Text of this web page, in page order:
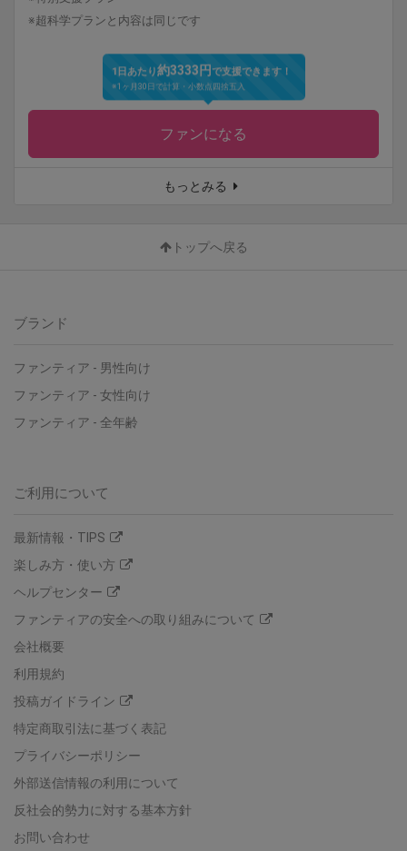
※超科学プランと内容は同じです
1日あたり約3333円で支援できます！
※1ヶ月30日で計算・小数点四捨五入
ファンになる
もっとみる
トップへ戻る
ブランド
ファンティア - 男性向け
ファンティア - 女性向け
ファンティア - 全年齢
ご利用について
最新情報・TIPS
楽しみ方・使い方
ヘルプセンター
ファンティアの安全への取り組みについて
会社概要
利用規約
投稿ガイドライン
特定商取引法に基づく表記
プライバシーポリシー
外部送信情報の利用について
反社会的勢力に対する基本方針
お問い合わせ